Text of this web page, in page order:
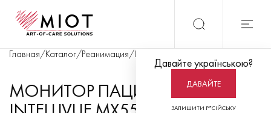
Давайте українською?
ДАВАЙТЕ
ЗАЛИШИТИ Р*СІЙСЬКУ
Главная/Каталог/Реанимация/Мониторинг пациента
МОНИТОР ПАЦИЕНТА